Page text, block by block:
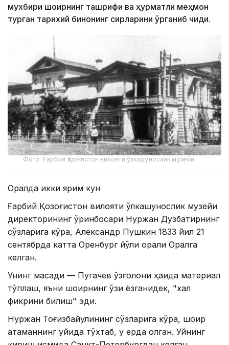
мухбири шоирнинг ташрифи ва ҳурматли меҳмон
турган тарихий бинонинг сирларини ўрганиб чиқди.
Фото: Ғарбий Қозоғистон вилояти ўлкашунослик музейи
Оралда икки ярим кун
Ғарбий Қозоғистон вилояти ўлкашунослик музейи
директорининг ўринбосари Нуржан Дузбатирнинг
сўзларига кўра, Александр Пушкин 1833 йил 21
сентябрда катта Оренбург йўли орқали Оралга
келган.
Унинг мақсади — Пугачев қўзғолони ҳақида материал
тўплаш, яъни шоирнинг ўзи ёзганидек, "халқ
фикрини билиш" эди.
Нуржан Тоғизбайулининг сўзларига кўра, шоир
атаманнинг уйида тўхтаб, у ерда қолган. Уйнинг